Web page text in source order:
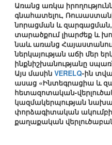
Առանց առկա
գնահատելու,
նորացման և
տարածքում լիարժեք և
նաև առանց
ներկայության աճի մեր
ինքնիշխանությանը
Այս մասին VERELQ-ին
ասաց «Ինտեգրացիա և
հետազոտական-
կազմակերպության
փորձագիտական
քաղաքական